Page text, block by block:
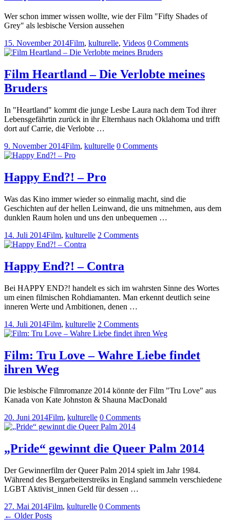
Wer schon immer wissen wollte, wie der Film "Fifty Shades of
Grey" als lesbische Version aussehen
15. November 2014Film, kulturelle, Videos 0 Comments
Film Heartland – Die Verlobte meines
Bruders
In "Heartland" kommt die junge Lesbe Laura nach dem Tod ihrer
Lebensgefährtin zurück in ihr Elternhaus nach Oklahoma und trifft
dort auf Carrie, die Verlobte …
9. November 2014Film, kulturelle 0 Comments
Happy End?! – Pro
Was das Kino immer wieder so einmalig macht, sind die
Geschichten auf der hellen Leinwand, die uns mitnehmen, aus dem
dunklen Raum holen und uns den unbequemen …
14. Juli 2014Film, kulturelle 2 Comments
Happy End?! – Contra
Bei HAPPY END?! handelt es sich im wahrsten Sinne des Wortes
um einen filmischen Rohdiamanten. Man erkennt deutlich seine
inneren Werte und Ambitionen, denen …
14. Juli 2014Film, kulturelle 2 Comments
Film: Tru Love – Wahre Liebe findet
ihren Weg
Die lesbische Filmromanze 2014 könnte der Film "Tru Love" aus
Kanada von Kate Johnston & Shauna MacDonald
20. Juni 2014Film, kulturelle 0 Comments
„Pride“ gewinnt die Queer Palm 2014
Der Gewinnerfilm der Queer Palm 2014 spielt im Jahr 1984.
Während des Bergarbeiterstreiks in England sammeln verschiedene
LGBT Aktivist_innen Geld für dessen …
27. Mai 2014Film, kulturelle 0 Comments
← Older Posts